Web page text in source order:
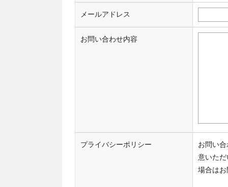
メールアドレス
お問い合わせ内容
プライバシーポリシー
お問い
意いた
場合は